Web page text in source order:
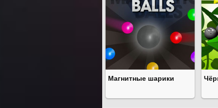
Магнитные шарики